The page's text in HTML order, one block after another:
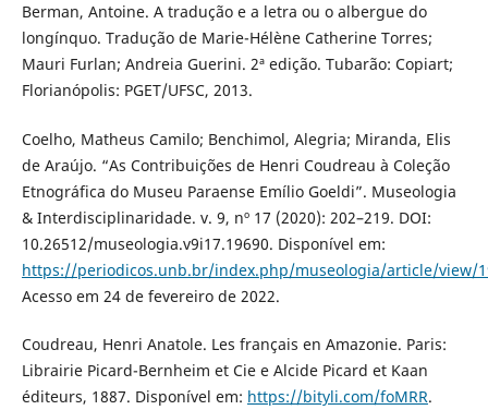
Berman, Antoine. A tradução e a letra ou o albergue do
longínquo. Tradução de Marie-Hélène Catherine Torres;
Mauri Furlan; Andreia Guerini. 2ª edição. Tubarão: Copiart;
Florianópolis: PGET/UFSC, 2013.
Coelho, Matheus Camilo; Benchimol, Alegria; Miranda, Elis
de Araújo. “As Contribuições de Henri Coudreau à Coleção
Etnográfica do Museu Paraense Emílio Goeldi”. Museologia
& Interdisciplinaridade. v. 9, nº 17 (2020): 202–219. DOI:
10.26512/museologia.v9i17.19690. Disponível em:
https://periodicos.unb.br/index.php/museologia/article/view/
Acesso em 24 de fevereiro de 2022.
Coudreau, Henri Anatole. Les français en Amazonie. Paris:
Librairie Picard-Bernheim et Cie e Alcide Picard et Kaan
éditeurs, 1887. Disponível em: https://bityli.com/foMRR.